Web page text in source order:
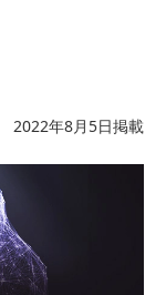
2022年8月5日掲載